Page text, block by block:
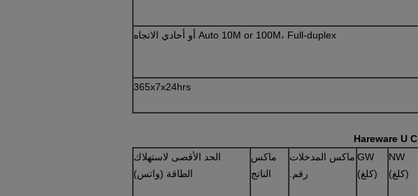
Auto 10M or 100M، Full-duplex أو أحادي الاتجاه
365x7x24hrs
NW
(كلغ)
GW
(كلغ)
ماكس المدخلات
رقم.
ماكس
الناتج
الحد الأقصى لاستهلاك
الطاقة (واتس)